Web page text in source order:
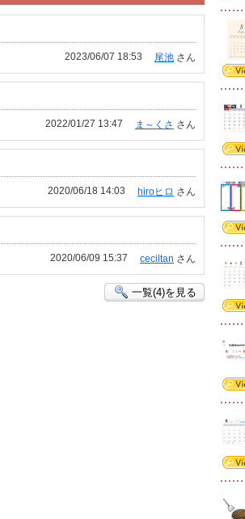
尾池 さん
2023/06/07 18:53
ま～くさ さん
2022/01/27 13:47
hiroヒロ さん
2020/06/18 14:03
ceciltan さん
2020/06/09 15:37
一覧(4)を見る